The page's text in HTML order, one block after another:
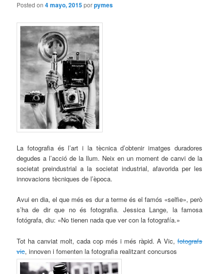
Posted on4 mayo, 2015porpymes
La fotografia és l’art i la tècnica d’obtenir imatges duradores
degudes a l’acció de la llum. Neix en un moment de canvi de la
societat preindustrial a la societat industrial, afavorida per les
innovacions tècniques de l’època.
Avui en dia, el que més es dur a terme és el famós «selfie», però
s’ha de dir que no és fotografia. Jessica Lange, la famosa
fotógrafa, diu: «No tienen nada que ver con la fotografía.»
Tot ha canviat molt, cada cop més i més ràpid. A Vic, fotografs
vic, innoven i fomenten la fotografia realitzant concursos